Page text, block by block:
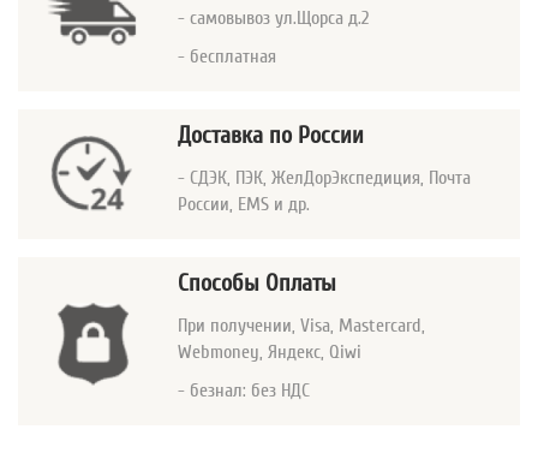
- самовывоз ул.Щорса д.2
- бесплатная
Доставка по России
- СДЭК, ПЭК, ЖелДорЭкспедиция, Почта
России, EMS и др.
Способы Оплаты
При получении, Visa, Mastercard
Webmoney, Яндекс, Qiwi
- безнал: без НДС